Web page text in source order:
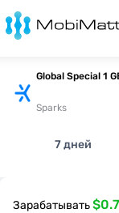
Global Special 1
Sparks
7 дней
Зарабатывать